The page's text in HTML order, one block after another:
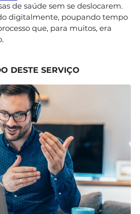
de saúde sem se deslocarem.
digitalmente, poupando tempo
que, para muitos, era
DESTE SERVIÇO